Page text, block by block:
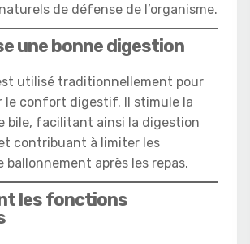
de défense de l’organisme.
une bonne digestion
utilisé traditionnellement pour
le confort digestif. Il stimule la
bile, facilitant ainsi la digestion
contribuant à limiter les
ballonnement après les repas.
les fonctions